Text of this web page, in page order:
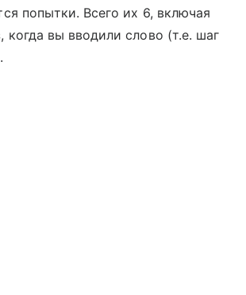
попытки. Всего их 6, включая
когда вы вводили слово (т.е. шаг